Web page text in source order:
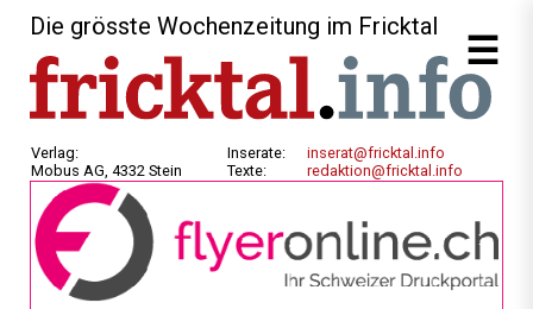
Die grösste Wochenzeitung im Fricktal
Verlag:
Mobus AG, 4332 Stein
Inserate:
Texte:
inserat@fricktal.info
redaktion@fricktal.info